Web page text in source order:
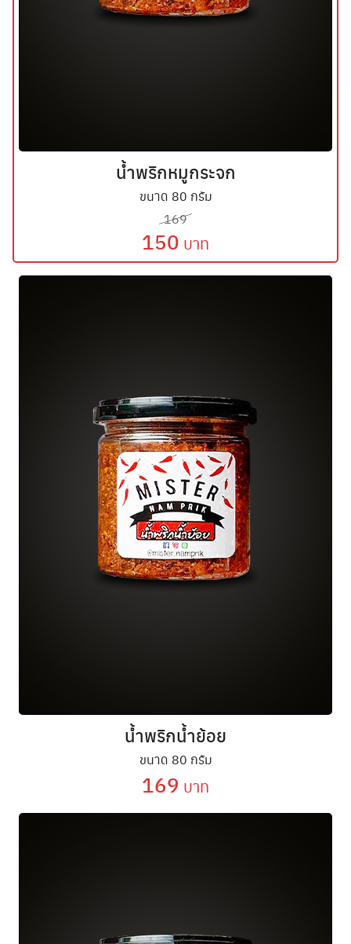
น้ำพริกหมูกระจก
ขนาด 80 กรัม
169
150 บาท
น้ำพริกน้ำย้อย
ขนาด 80 กรัม
169 บาท